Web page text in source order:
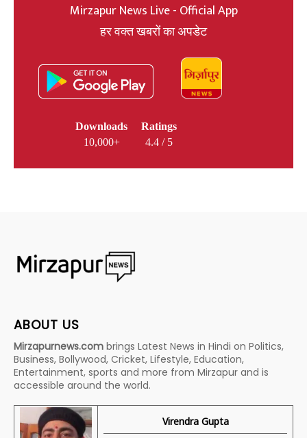
Mirzapur News Live - Official App
हर वक्त खबरों का अपडेट
Downloads
10,000+
Ratings
4.4 / 5
ABOUT US
Mirzapurnews.com brings Latest News in Hindi on Politics,
Business, Bollywood, Cricket, Lifestyle, Education,
Entertainment, sports and more from Mirzapur and is
accessible around the world.
Virendra Gupta